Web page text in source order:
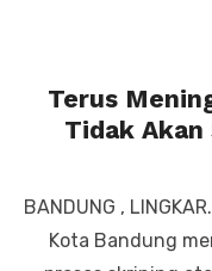
Terus
Tidak
BANDUNG ,
Kota Bandung